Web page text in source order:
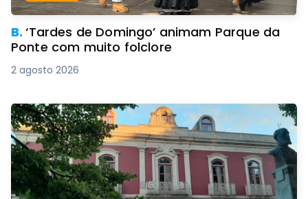
B.‘Tardes de Domingo’ animam Parque da
Ponte com muito folclore
2 agosto 2026